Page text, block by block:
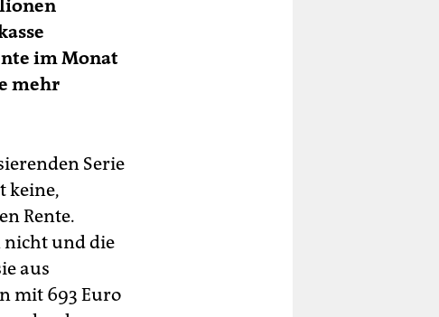
im Monat
mehr
Serie
keine,
Rente.
nicht und die
aus
mit 693 Euro